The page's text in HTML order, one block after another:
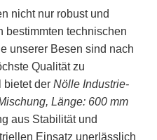
nicht nur robust und
bestimmten technischen
unserer Besen sind nach
Qualität zu
bietet der Nölle Industrie-
Länge: 600 mm
aus Stabilität und
Einsatz unerlässlich